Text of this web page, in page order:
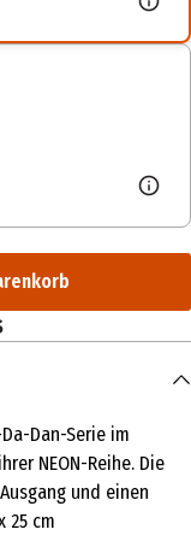
Dan-Serie im
NEON-Reihe. Die
und einen
25 cm